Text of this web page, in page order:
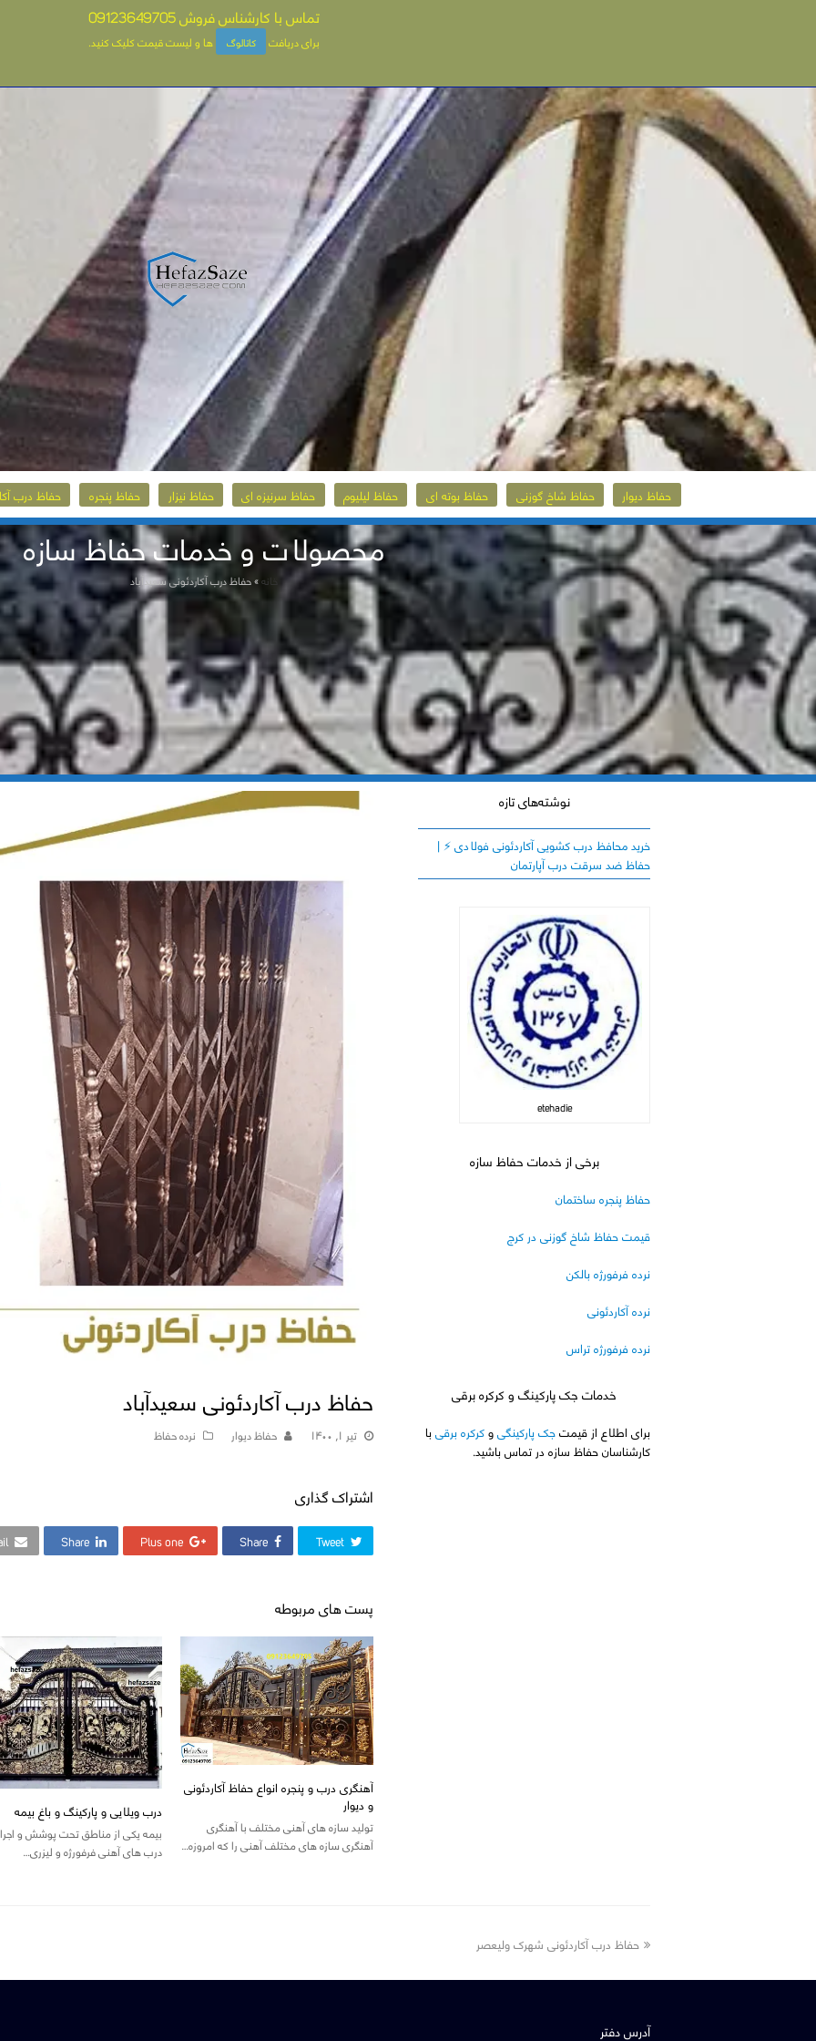
تماس با کارشناس فروش09123649705
برای دریافت کاتالوگ ها و لیست قیمت کلیک کنید.
حفاظ دیوار حفاظ شاخ گوزنی حفاظ بوته ای حفاظ لیلیوم حفاظ سرنیزه ای حفاظ نیزار حفاظ پنجره حفاظ درب
محصولات و خدمات حفاظ سازه
خانه»حفاظ درب آکاردئونی سعیدآباد
حفاظ درب آکاردئونی سعیدآباد
تیر ۱, ۱۴۰۰ حفاظ دیوار نرده حفاظ
اشتراک گذاری
Tweet
Share
Plus one
Share
پست های مربوطه
درب ویلایی و پارکینگ و باغ بیمه
بیمه یکی از مناطق تحت پوشش و
درب های آهنی فرفورژه و لیزری…
آهنگری درب و پنجره انواع حفاظ آکاردئونی
و دیوار
تولید سازه های آهنی مختلف با آهنگری
آهنگری سازه های مختلف آهنی را که امروزه…
نوشته‌های تازه
خرید محافظ درب کشویی آکاردئونی فولادی ⚡️ |
حفاظ ضد سرقت درب آپارتمان
etehadie
برخی از خدمات حفاظ سازه
حفاظ پنجره ساختمان
قیمت حفاظ شاخ گوزنی در کرج
نرده فرفورژه بالکن
نرده آکاردئونی
نرده فرفورژه تراس
خدمات جک پارکینگ و کرکره برقی
برای اطلاع از قیمتجک پارکینگیوکرکره برقی با
کارشناسان حفاظ سازه در تماس باشید.
previous
حفاظ درب آکاردئونی شهرک ولیعصر
آدرس دفتر